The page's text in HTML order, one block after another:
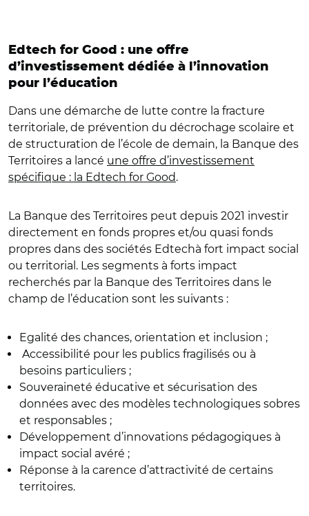
Edtech for Good : une offre
d’investissement dédiée à l’innovation
pour l’éducation
Dans une démarche de lutte contre la fracture
territoriale, de prévention du décrochage scolaire et
de structuration de l’école de demain, la Banque des
Territoires a lancé une offre d’investissement
spécifique : la Edtech for Good.
La Banque des Territoires peut depuis 2021 investir
directement en fonds propres et/ou quasi fonds
propres dans des sociétés Edtechà fort impact social
ou territorial. Les segments à forts impact
recherchés par la Banque des Territoires dans le
champ de l’éducation sont les suivants :
Egalité des chances, orientation et inclusion ;
Accessibilité pour les publics fragilisés ou à
besoins particuliers ;
Souveraineté éducative et sécurisation des
données avec des modèles technologiques sobres
et responsables ;
Développement d’innovations pédagogiques à
impact social avéré ;
Réponse à la carence d’attractivité de certains
territoires.